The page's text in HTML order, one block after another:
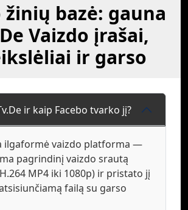
žinių bazė: gauna
Vaizdo įrašai,
ir garso
ir kaip Facebo tvarko jį?
ilgaformė vaizdo platforma —
pagrindinį vaizdo srautą
MP4 iki 1080p) ir pristato jį
failą su garso